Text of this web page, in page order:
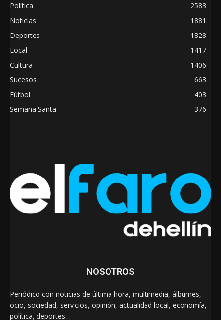
Política
2583
Noticias
1881
Deportes
1828
Local
1417
Cultura
1406
Sucesos
663
Fútbol
403
Semana Santa
376
NOSOTROS
Periódico con noticias de última hora, multimedia, álbumes,
ocio, sociedad, servicios, opinión, actualidad local, economía,
política, deportes…